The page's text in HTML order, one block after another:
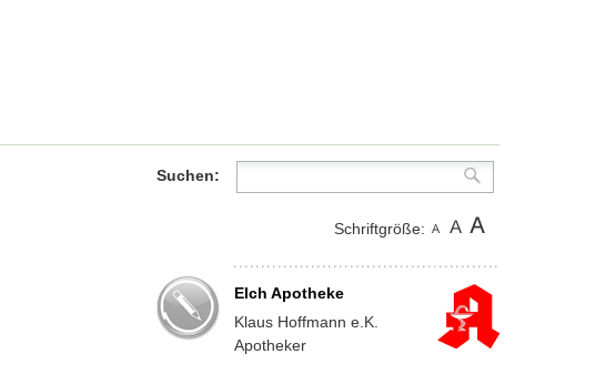
Suchen:
Schriftgröße:
Elch Apotheke
Klaus Hoffmann e.K.
Apotheker